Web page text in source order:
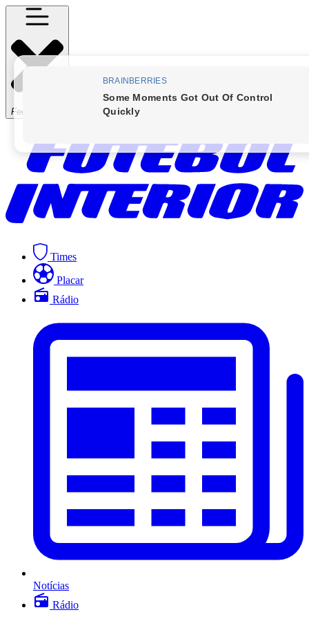
Fechar Menu
Times
Placar
Rádio
Notícias
Rádio